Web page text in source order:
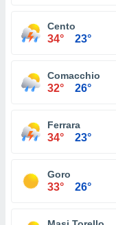
Cento
34° 23°
Comacchio
32° 26°
Ferrara
34° 23°
Goro
33° 26°